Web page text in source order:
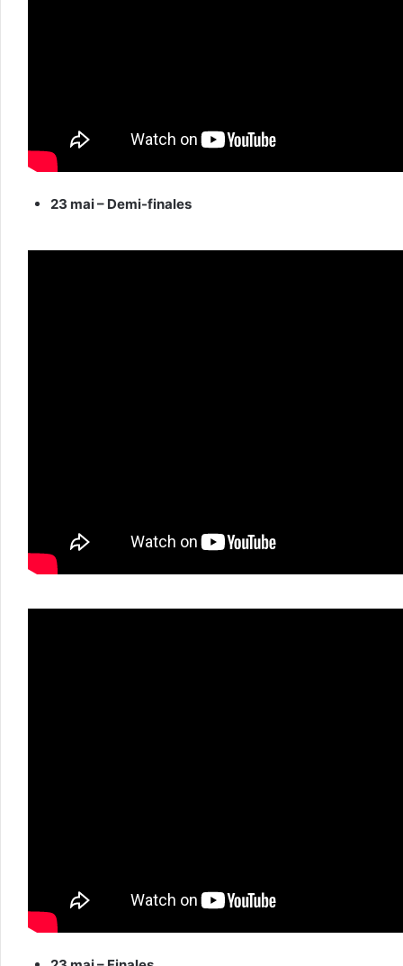
23 mai – Demi-finales